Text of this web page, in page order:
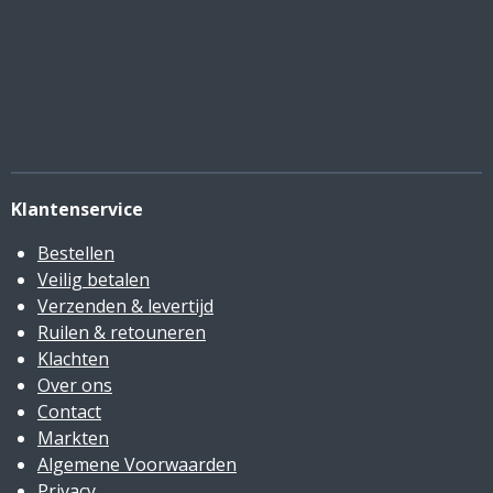
Klantenservice
Bestellen
Veilig betalen
Verzenden & levertijd
Ruilen & retouneren
Klachten
Over ons
Contact
Markten
Algemene Voorwaarden